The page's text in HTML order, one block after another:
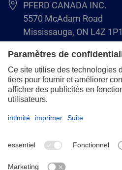
PFERD CANADA INC.
5570 McAdam Road
Mississauga, ON L4Z 1P1
+1 (866) 245-1555
info.ca@pferd.com
+1 (905) 501–1554
Protection des données
Conditions générales de vente